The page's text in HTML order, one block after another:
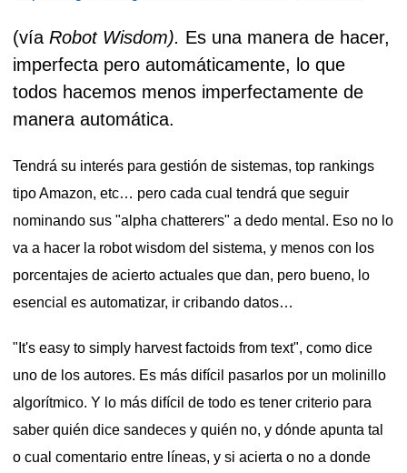
(vía Robot Wisdom). Es una manera de hacer,
imperfecta pero automáticamente, lo que
todos hacemos menos imperfectamente de
manera automática.
Tendrá su interés para gestión de sistemas, top rankings
tipo Amazon, etc… pero cada cual tendrá que seguir
nominando sus "alpha chatterers" a dedo mental. Eso no lo
va a hacer la robot wisdom del sistema, y menos con los
porcentajes de acierto actuales que dan, pero bueno, lo
esencial es automatizar, ir cribando datos…
" It's easy to simply harvest factoids from text", como dice
uno de los autores. Es más difícil pasarlos por un molinillo
algorítmico. Y lo más difícil de todo es tener criterio para
saber quién dice sandeces y quién no, y dónde apunta tal
o cual comentario entre líneas, y si acierta o no a donde